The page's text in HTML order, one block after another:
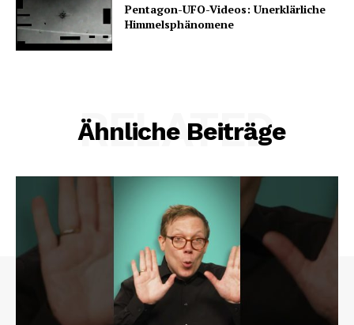
Pentagon-UFO-Videos: Unerklärliche
Himmelsphänomene
Ähnliche Beiträge
RELATED